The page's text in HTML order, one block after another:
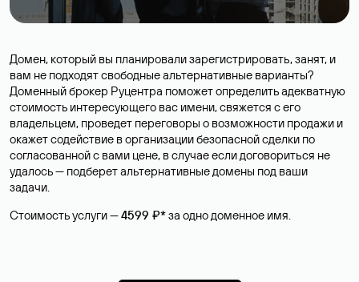
Домен, который вы планировали зарегистрировать, занят, и
вам не подходят свободные альтернативные варианты?
Доменный брокер Руцентра поможет определить адекватную
стоимость интересующего вас имени, свяжется с его
владельцем, проведет переговоры о возможности продажи и
окажет содействие в организации безопасной сделки по
согласованной с вами цене, в случае если договориться не
удалось — подберет альтернативные домены под ваши
задачи.
Стоимость услуги —4599 ₽*за одно доменное имя.